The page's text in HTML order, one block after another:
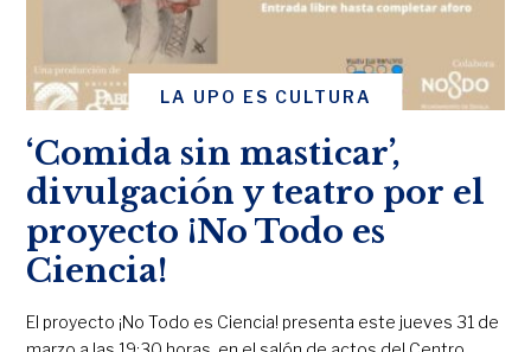
LA UPO ES CULTURA
‘Comida sin masticar’,
divulgación y teatro por el
proyecto ¡No Todo es
Ciencia!
El proyecto ¡No Todo es Ciencia! presenta este jueves 31 de